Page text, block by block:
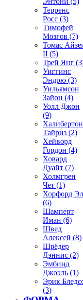
Терренс
Росс (3)
Тимофей
Мозгов (7)
Томас
II (5)
Трей Янг
Уиггинс
Эндрю (3)
Уильямсон
Зайон (4)
Уолл Джон
(9)
Халибертон
Тайриз (2)
Хейворд
Гордон (4)
Ховард
Дуайт (7)
Холмгрен
Чет (1)
Хорфорд Эл
(6)
Шамперт
Иман (6)
Швед
Алексей (8)
Шрёдер
Дэннис (2)
Эмбиид
Джоэль (1)
Эрик
(3)